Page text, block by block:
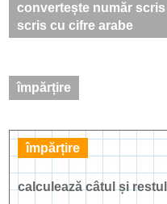
convertește număr
scris cu cifre arabe
împărțire
împărțire
calculează câtul și